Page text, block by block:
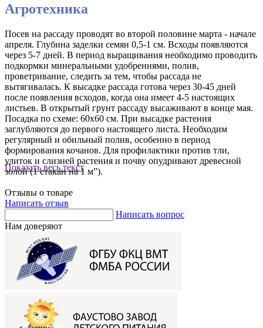
Показать весь текст
Агротехника
Посев на рассаду проводят во второй половине марта - начале
апреля. Глубина заделки семян 0,5-1 см. Всходы появляются
через 5-7 дней. В период выращивания необходимо проводить
подкормки минеральными удобрениями, полив,
проветривание, следить за тем, чтобы рассада не
вытягивалась. К высадке рассада готова через 30-45 дней
после появления всходов, когда она имеет 4-5 настоящих
листьев. В открытый грунт рассаду высаживают в конце мая.
Посадка по схеме: 60х60 см. При высадке растения
заглубляются до первого настоящего листа. Необходим
регулярный и обильный полив, особенно в период
формирования кочанов. Для профилактики против тли,
улиток и слизней растения и почву опудривают древесной
золой (1 стакан на 1 м”).
Отзывы о товаре
Написать отзыв
Написать вопрос
Нам доверяют